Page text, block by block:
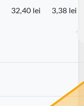
32,40 lei 3,38 lei